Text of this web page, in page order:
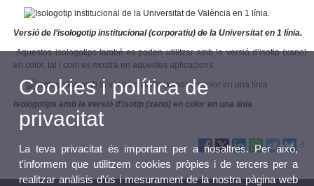
Versió de l’isologotip institucional (corporatiu) de la Universitat en 1 línia.
Aquestos isologotips també es poden utilitzar amb la versió d’isotip (xano)
en color, tal i com es mostra en aquestes aplicacions.
Isologotips amb la versió d’isotip (xano) en color en una línia
Cookies i política de
privacitat
La teva privacitat és important per a nosaltres. Per això,
t'informem que utilitzem cookies pròpies i de tercers per a
realitzar anàlisis d'ús i mesurament de la nostra pàgina web